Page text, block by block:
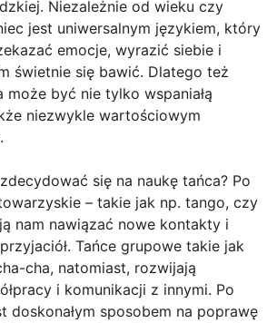
Niezależnie od wieku czy
jest uniwersalnym językiem, który
emocje, wyrazić siebie i
świetnie się bawić. Dlatego też
może być nie tylko wspaniałą
niezwykle wartościowym
się na naukę tańca? Po
– takie jak np. tango, czy
nam nawiązać nowe kontakty i
Tańce grupowe takie jak
cha, natomiast, rozwijają
i komunikacji z innymi. Po
doskonałym sposobem na poprawę